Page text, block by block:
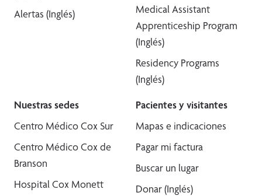
Alertas (Inglés)
Medical Assistant
Apprenticeship Program
(Inglés)
Residency Programs
(Inglés)
Nuestras sedes
Centro Médico Cox Sur
Centro Médico Cox de
Branson
Hospital Cox Monett
Pacientes y visitantes
Mapas e indicaciones
Pagar mi factura
Buscar un lugar
Donar (Inglés)